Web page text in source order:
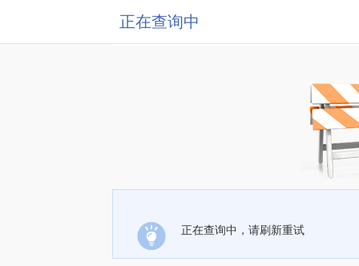
正在查询中
正在查询中，请刷新重试